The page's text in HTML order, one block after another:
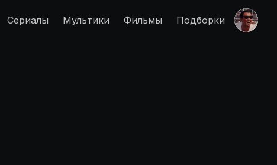
Сериалы Мультики Фильмы Подборки